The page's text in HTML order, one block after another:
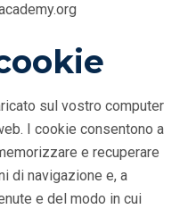
sul vostro computer
I cookie consentono a
e recuperare
di navigazione e, a
e del modo in cui